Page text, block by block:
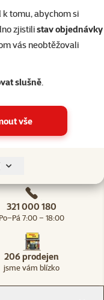
tomu, abychom si
zjistilistav objednávky
vás neobtěžovali
slušně.
vše
321 000 180
Po–Pá 7:00 – 18:00
206 prodejen
jsme vám blízko